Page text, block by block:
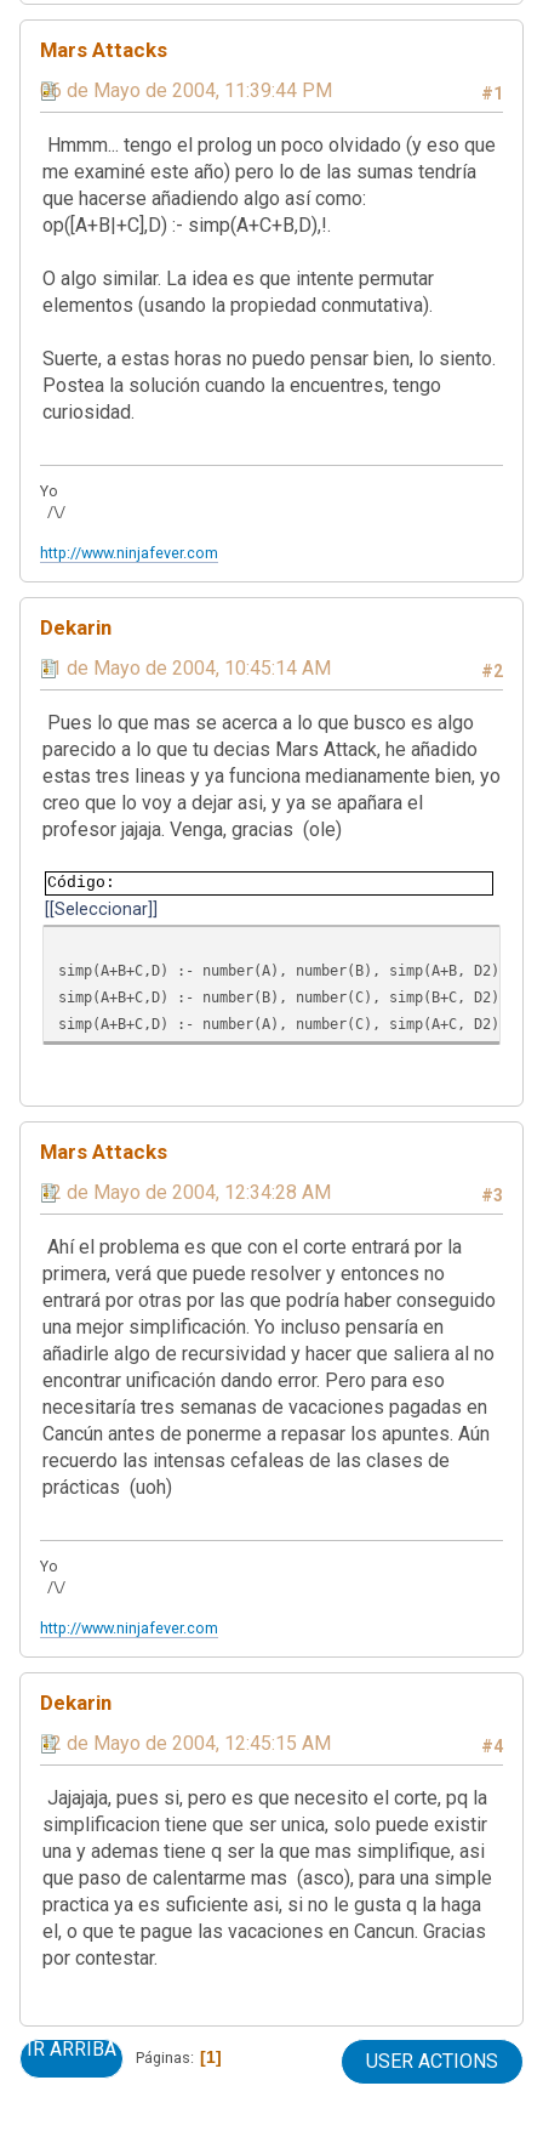
Mars Attacks
#1
06 de Mayo de 2004, 11:39:44 PM
Hmmm... tengo el prolog un poco olvidado (y eso que
me examiné este año) pero lo de las sumas tendría
que hacerse añadiendo algo así como:
op([A+B|+C],D) :- simp(A+C+B,D),!.
O algo similar. La idea es que intente permutar
elementos (usando la propiedad conmutativa).
Suerte, a estas horas no puedo pensar bien, lo siento.
Postea la solución cuando la encuentres, tengo
curiosidad.
Yo
/\/
http://www.ninjafever.com
Dekarin
#2
11 de Mayo de 2004, 10:45:14 AM
Pues lo que mas se acerca a lo que busco es algo
parecido a lo que tu decias Mars Attack, he añadido
estas tres lineas y ya funciona medianamente bien, yo
creo que lo voy a dejar asi, y ya se apañara el
profesor jajaja. Venga, gracias (ole)
Código
[Seleccionar]
simp(A+B+C,D) :- number(A), number(B), simp(A+B, D2),
simp(A+B+C,D) :- number(B), number(C), simp(B+C, D2),
simp(A+B+C,D) :- number(A), number(C), simp(A+C, D2),
Mars Attacks
#3
12 de Mayo de 2004, 12:34:28 AM
Ahí el problema es que con el corte entrará por la
primera, verá que puede resolver y entonces no
entrará por otras por las que podría haber conseguido
una mejor simplificación. Yo incluso pensaría en
añadirle algo de recursividad y hacer que saliera al no
encontrar unificación dando error. Pero para eso
necesitaría tres semanas de vacaciones pagadas en
Cancún antes de ponerme a repasar los apuntes. Aún
recuerdo las intensas cefaleas de las clases de
prácticas (uoh)
Yo
/\/
http://www.ninjafever.com
Dekarin
#4
12 de Mayo de 2004, 12:45:15 AM
Jajajaja, pues si, pero es que necesito el corte, pq la
simplificacion tiene que ser unica, solo puede existir
una y ademas tiene q ser la que mas simplifique, asi
que paso de calentarme mas (asco), para una simple
practica ya es suficiente asi, si no le gusta q la haga
el, o que te pague las vacaciones en Cancun. Gracias
por contestar.
IR ARRIBA Páginas 1 USER ACTIONS